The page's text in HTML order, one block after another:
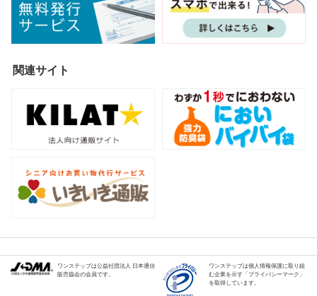
関連サイト
ワンステップは公益社団法人 日本通信
販売協会の会員です。
ワンステップは個人情報保護に取り組
む企業を示す「プライバシーマーク」
を取得しています。